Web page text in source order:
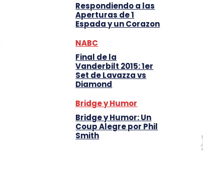
Respondiendo a las
Aperturas de 1
Espada y un Corazon
NABC
Final de la
Vanderbilt 2015: 1er
Set de Lavazza vs
Diamond
Bridge y Humor
Bridge y Humor: Un
Coup Alegre por Phil
Smith